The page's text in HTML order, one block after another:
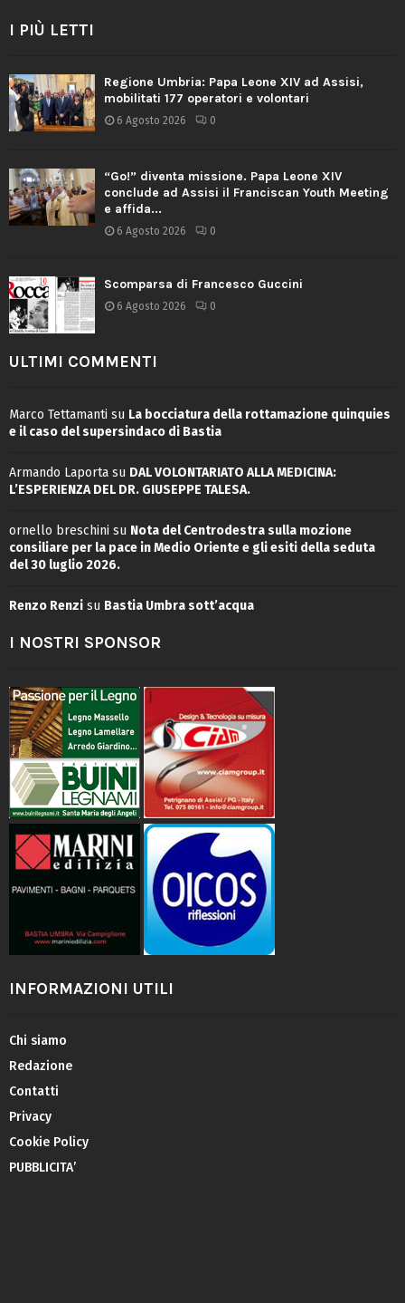
I PIÙ LETTI
Regione Umbria: Papa Leone XIV ad Assisi,
mobilitati 177 operatori e volontari
6 Agosto 2026 0
“Go!” diventa missione. Papa Leone XIV
conclude ad Assisi il Franciscan Youth Meeting
e affida...
6 Agosto 2026 0
Scomparsa di Francesco Guccini
6 Agosto 2026 0
ULTIMI COMMENTI
Marco Tettamanti su La bocciatura della rottamazione quinquies
e il caso del supersindaco di Bastia
Armando Laporta su DAL VOLONTARIATO ALLA MEDICINA:
L’ESPERIENZA DEL DR. GIUSEPPE TALESA.
ornello breschini su Nota del Centrodestra sulla mozione
consiliare per la pace in Medio Oriente e gli esiti della seduta
del 30 luglio 2026.
Renzo Renzi su Bastia Umbra sott’acqua
I NOSTRI SPONSOR
INFORMAZIONI UTILI
Chi siamo
Redazione
Contatti
Privacy
Cookie Policy
PUBBLICITA’